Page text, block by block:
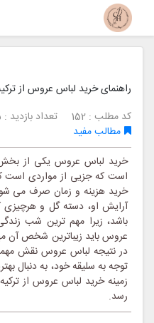
راهنمای خرید لباس عروس از
کد مطلب : 152
تعداد بازدید : 1965
مطالب مفید
خرید لباس عروس یکی از
است که جزیی از مواردی است
خرید هزینه و زمان صرف می
آرایش او، دسته گل و
باشد، زیرا مهم ترین شب
عروس باید زیباترین شخص آن
در نتیجه لباس عروس نقش
توجه به سلیقه خود، به دنبال
زمینه خرید لباس عروس از
رسد.